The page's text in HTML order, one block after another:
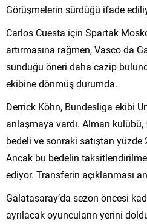
Görüşmelerin sürdüğü ifade
Carlos Cuesta için Spartak
artırmasına rağmen, Vasco da
sunduğu öneri daha cazip
ekibine dönmüş durumda.
Derrick Köhn, Bundesliga ekibi
anlaşmaya vardı. Alman
bedeli ve sonraki satıştan
Ancak bu bedelin
ediyor. Transferin açıklanması
Galatasaray’da sezon öncesi
ayrılacak oyuncuların yerini